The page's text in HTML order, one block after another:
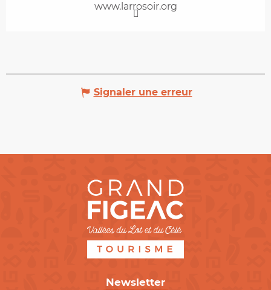
www.larrosoir.org
Signaler une erreur
Newsletter